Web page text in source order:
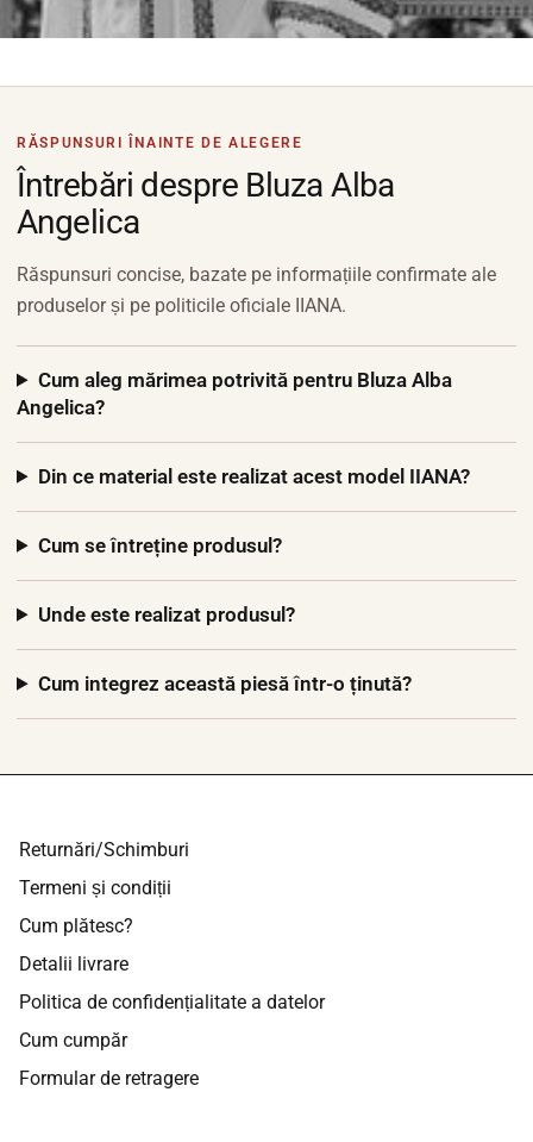
RĂSPUNSURI ÎNAINTE DE ALEGERE
Întrebări despre Bluza Alba
Angelica
Răspunsuri concise, bazate pe informațiile confirmate ale
produselor și pe politicile oficiale IIANA.
Cum aleg mărimea potrivită pentru Bluza Alba
Angelica?
Din ce material este realizat acest model IIANA?
Cum se întreține produsul?
Unde este realizat produsul?
Cum integrez această piesă într-o ținută?
Returnări/Schimburi
Termeni și condiții
Cum plătesc?
Detalii livrare
Politica de confidențialitate a datelor
Cum cumpăr
Formular de retragere